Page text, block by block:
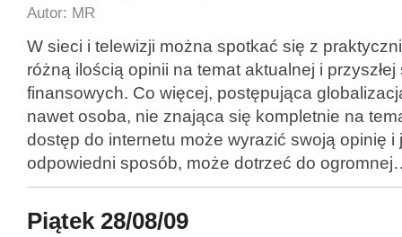
Autor: MR
W sieci i telewizji można spotkać się z
różną ilością opinii na temat aktualnej i
finansowych. Co więcej, postępująca
nawet osoba, nie znająca się kompletnie na
dostęp do internetu może wyrazić swoją opinię i
odpowiedni sposób, może dotrzeć do
Piątek 28/08/09